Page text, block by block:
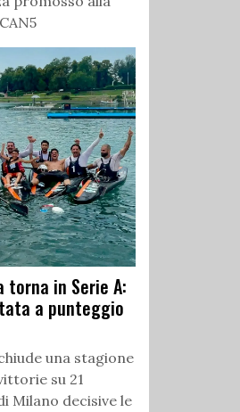
torna in Serie A:
a punteggio
una stagione
su 21
Milano decisive le